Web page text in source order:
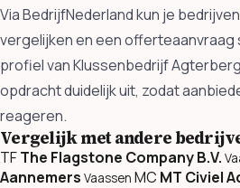
Via BedrijfNederland kun je
vergelijken en een offerteaanvraag
profiel van Klussenbedrijf
opdracht duidelijk uit, zodat
reageren.
Vergelijk met andere
TFThe Flagstone Company B.V.
Aannemers Vaassen MC MT Civiel